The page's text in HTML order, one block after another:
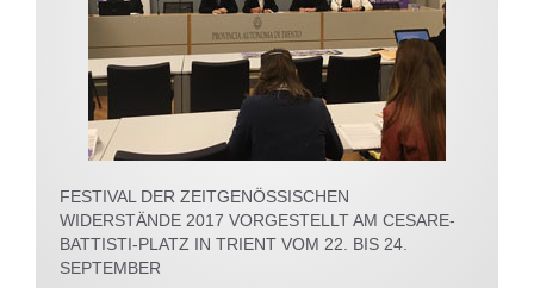
FESTIVAL DER ZEITGENÖSSISCHEN
WIDERSTÄNDE 2017 VORGESTELLT AM CESARE-
BATTISTI-PLATZ IN TRIENT VOM 22. BIS 24.
SEPTEMBER